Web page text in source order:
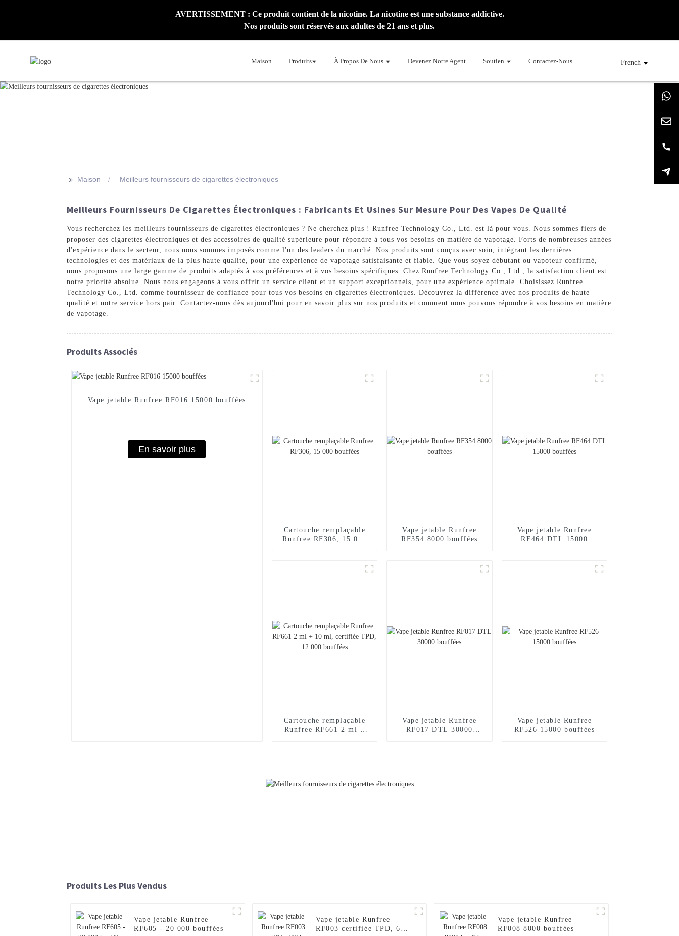
AVERTISSEMENT : Ce produit contient de la nicotine. La nicotine est une substance addictive.
Nos produits sont réservés aux adultes de 21 ans et plus.
Maison Produits À Propos De Nous Devenez Notre Agent Soutien Contactez-Nous French
>> Maison Meilleurs fournisseurs de cigarettes électroniques
Meilleurs Fournisseurs De Cigarettes Électroniques : Fabricants Et Usines Sur Mesure Pour Des Vapes De Qualité
Vous recherchez les meilleurs fournisseurs de cigarettes électroniques ? Ne cherchez plus ! Runfree Technology Co., Ltd. est là pour vous. Nous sommes fiers de
proposer des cigarettes électroniques et des accessoires de qualité supérieure pour répondre à tous vos besoins en matière de vapotage. Forts de nombreuses années
d'expérience dans le secteur, nous nous sommes imposés comme l'un des leaders du marché. Nos produits sont conçus avec soin, intégrant les dernières
technologies et des matériaux de la plus haute qualité, pour une expérience de vapotage satisfaisante et fiable. Que vous soyez débutant ou vapoteur confirmé,
nous proposons une large gamme de produits adaptés à vos préférences et à vos besoins spécifiques. Chez Runfree Technology Co., Ltd., la satisfaction client est
notre priorité absolue. Nous nous engageons à vous offrir un service client et un support exceptionnels, pour une expérience optimale. Choisissez Runfree
Technology Co., Ltd. comme fournisseur de confiance pour tous vos besoins en cigarettes électroniques. Découvrez la différence avec nos produits de haute
qualité et notre service hors pair. Contactez-nous dès aujourd'hui pour en savoir plus sur nos produits et comment nous pouvons répondre à vos besoins en matière
de vapotage.
Produits Associés
Vape jetable Runfree RF016 15000 bouffées
En savoir plus
Cartouche remplaçable
Runfree RF306, 15 000
Vape jetable Runfree
RF354 8000 bouffées
Vape jetable Runfree
RF464 DTL 15000
Cartouche remplaçable
Runfree RF661 2 ml +
Vape jetable Runfree
RF017 DTL 30000
Vape jetable Runfree
RF526 15000 bouffées
Produits Les Plus Vendus
Vape jetable Runfree
RF605 - 20 000 bouffées
Vape jetable Runfree
RF003 certifiée TPD, 600
Vape jetable Runfree
RF008 8000 bouffées